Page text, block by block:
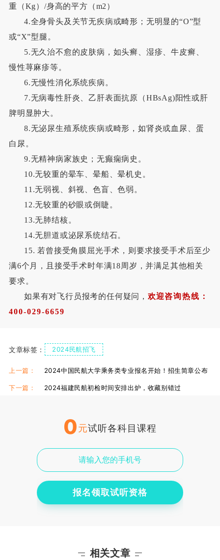
重（Kg）/身高的平方（m2）
4.全身骨头及关节无疾病或畸形；无明显的“O”型
或“X”型腿。
5.无久治不愈的皮肤病，如头癣、湿疹、牛皮癣、
慢性荨麻疹等。
6.无慢性消化系统疾病。
7.无病毒性肝炎、乙肝表面抗原（HBsAg)阳性或肝
脾明显肿大。
8.无泌尿生殖系统疾病或畸形，如肾炎或血尿、蛋
白尿。
9.无精神病家族史；无癫痫病史。
10.无较重的晕车、晕船、晕机史。
11.无弱视、斜视、色盲、色弱。
12.无较重的砂眼或倒睫。
13.无肺结核。
14.无胆道或泌尿系统结石。
15. 若曾接受角膜屈光手术，则要求接受手术后至少
满6个月，且接受手术时年满18周岁，并满足其他相关
要求。
如果有对飞行员报考的任何疑问， 欢迎咨询热线：
400-029-6659
文章标签： 2024民航招飞
上一篇： 2024中国民航大学乘务类专业报名开始！招生简章公布
下一篇： 2024福建民航初检时间安排出炉，收藏别错过
0元试听各科目课程
报名领取试听资格
相关文章